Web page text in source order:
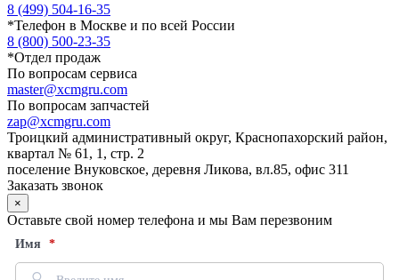
8 (499) 504-16-35
*Телефон в Москве и по всей России
8 (800) 500-23-35
*Отдел продаж
По вопросам сервиса
master@xcmgru.com
По вопросам запчастей
zap@xcmgru.com
Троицкий административный округ, Краснопахорский район,
квартал № 61, 1, стр. 2
поселение Внуковское, деревня Ликова, вл.85, офис 311
Заказать звонок
×
Оставьте свой номер телефона и мы Вам перезвоним
Имя